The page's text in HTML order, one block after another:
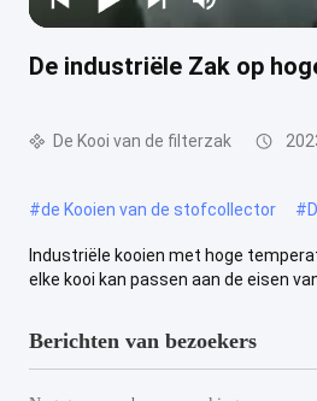
De industriële Zak op
De Kooi van de filterzak
#de Kooien van de stofcollector #
Industriële kooien met hoge
elke kooi kan passen aan de eisen
Berichten van bezoekers